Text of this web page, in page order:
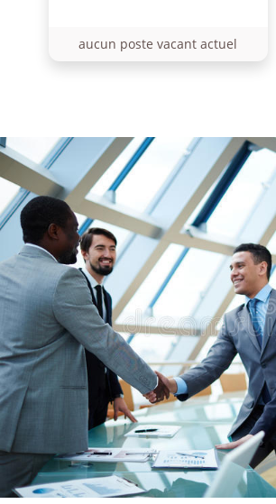
aucun poste vacant actuel